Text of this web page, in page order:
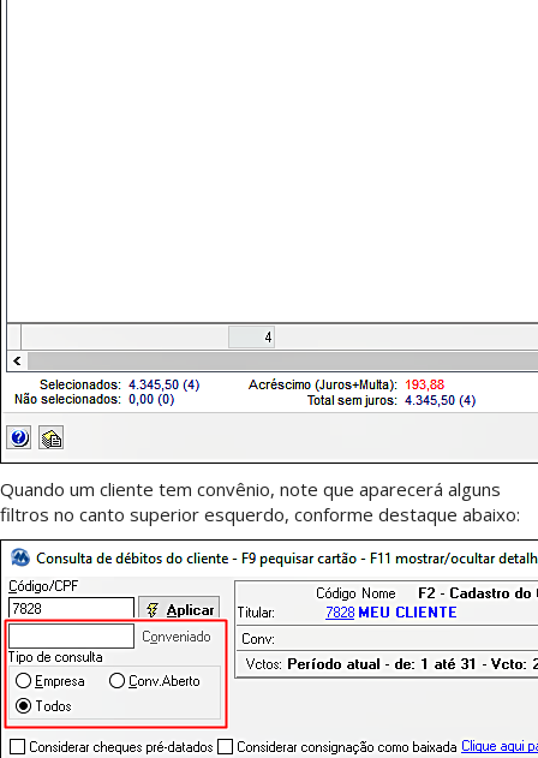
Quando um cliente tem convênio, note que aparecerá alguns
filtros no canto superior esquerdo, conforme destaque abaixo: